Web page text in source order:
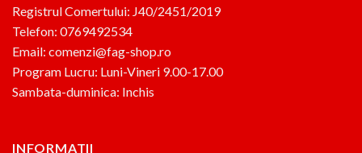
Registrul Comertului: J40/2451/2019
Telefon: 0769492534
Email: comenzi@fag-shop.ro
Program Lucru: Luni-Vineri 9.00-17.00
Sambata-duminica: Inchis
INFORMATII